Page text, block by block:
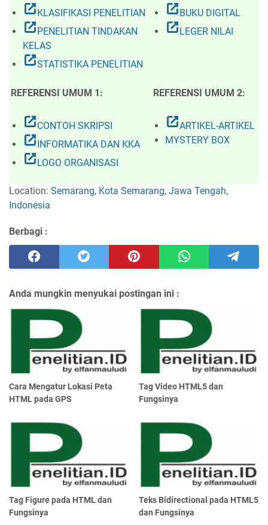
open_in_new KLASIFIKASI PENELITIAN
open_in_new PENELITIAN TINDAKAN
KELAS
open_in_newSTATISTIKA PENELITIAN
open_in_new BUKU DIGITAL
open_in_new LEGER NILAI
REFERENSI UMUM 1: REFERENSI UMUM 2:
open_in_newCONTOH SKRIPSI
open_in_new INFORMATIKA DAN KKA
open_in_new LOGO ORGANISASI
open_in_newARTIKEL-ARTIKEL
MYSTERY BOX
Location: Semarang, Kota Semarang, Jawa Tengah,
Indonesia
Berbagi :
Anda mungkin menyukai postingan ini :
Cara Mengatur Lokasi Peta
HTML pada GPS
Tag Video HTML5 dan
Fungsinya
Tag Figure pada HTML dan
Fungsinya
Teks Bidirectional pada HTML5
dan Fungsinya